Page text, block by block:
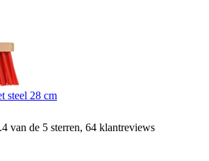
steel 28 cm
van de 5 sterren, 64 klantreviews